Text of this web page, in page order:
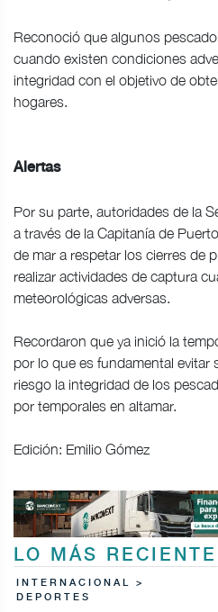
Reconoció que algunos
cuando existen condiciones
integridad con el objetivo de
hogares.
Alertas
Por su parte, autoridades de la
a través de la Capitanía de
de mar a respetar los cierres de
realizar actividades de captura
meteorológicas adversas.
Recordaron que ya inició la
por lo que es fundamental
riesgo la integridad de los
por temporales en altamar.
Edición: Emilio Gómez
LO MÁS RECIENTE
INTERNACIONAL >
DEPORTES